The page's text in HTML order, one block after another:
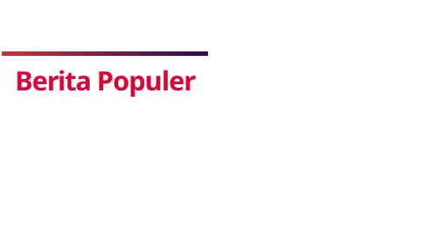
Berita Populer